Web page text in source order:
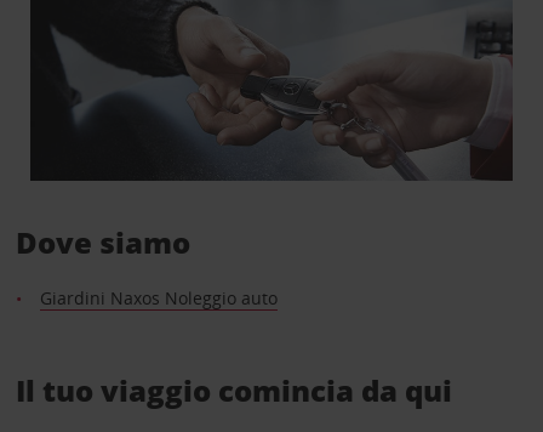
Dove siamo
Giardini Naxos Noleggio auto
Il tuo viaggio comincia da qui